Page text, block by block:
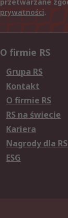
prywatności.
O firmie RS
Grupa RS
Kontakt
O firmie RS
RS na świecie
Kariera
Nagrody dla RS
ESG